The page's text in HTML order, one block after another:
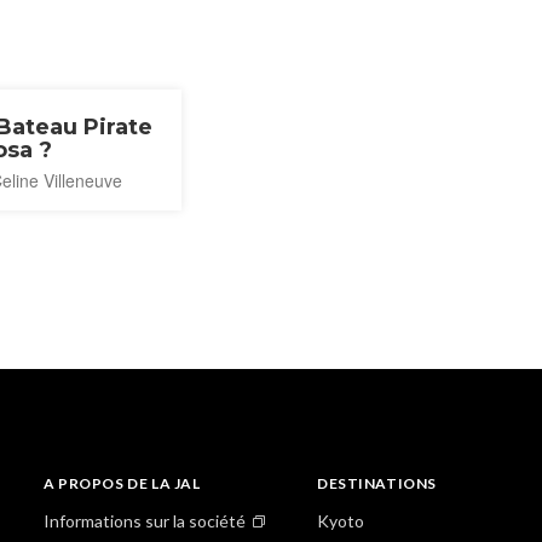
Pirate
?
Villeneuve
A PROPOS DE LA JAL
Informations sur la société
DESTINATIONS
Kyoto